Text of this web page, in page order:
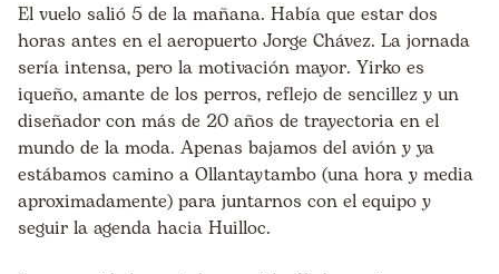
El vuelo salió 5 de la mañana. Había que estar dos
horas antes en el aeropuerto Jorge Chávez. La jornada
sería intensa, pero la motivación mayor. Yirko es
iqueño, amante de los perros, reflejo de sencillez y un
diseñador con más de 20 años de trayectoria en el
mundo de la moda. Apenas bajamos del avión y ya
estábamos camino a Ollantaytambo (una hora y media
aproximadamente) para juntarnos con el equipo y
seguir la agenda hacia Huilloc.